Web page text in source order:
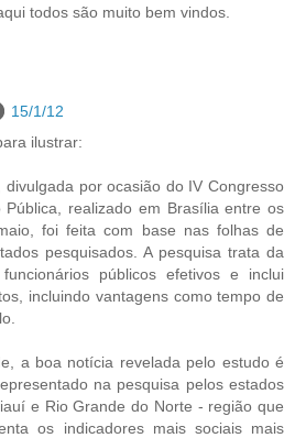
todos são muito bem vindos.
15/1/12
ilustrar:
divulgada por ocasião do IV Congresso
Pública, realizado em Brasília entre os
foi feita com base nas folhas de
pesquisados. A pesquisa trata da
públicos efetivos e inclui
incluindo vantagens como tempo de
a boa notícia revelada pelo estudo é
na pesquisa pelos estados
e Rio Grande do Norte - região que
os indicadores mais sociais mais